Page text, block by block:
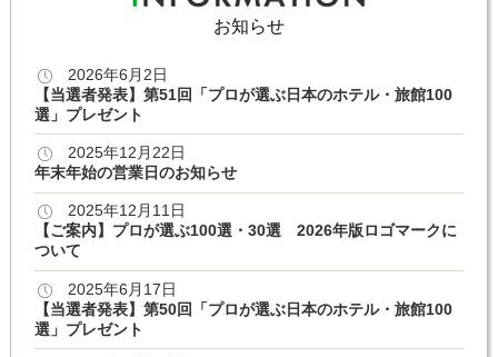
お知らせ
2026年6月2日
【当選者発表】第51回「プロが選ぶ日本のホテル・旅館100
選」プレゼント
2025年12月22日
年末年始の営業日のお知らせ
2025年12月11日
【ご案内】プロが選ぶ100選・30選 2026年版ロゴマークに
ついて
2025年6月17日
【当選者発表】第50回「プロが選ぶ日本のホテル・旅館100
選」プレゼント